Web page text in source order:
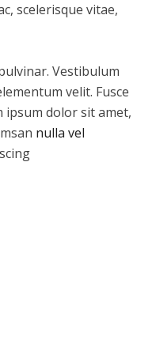
scelerisque vitae,
Vestibulum
velit. Fusce
ipsum dolor sit amet,
nulla vel